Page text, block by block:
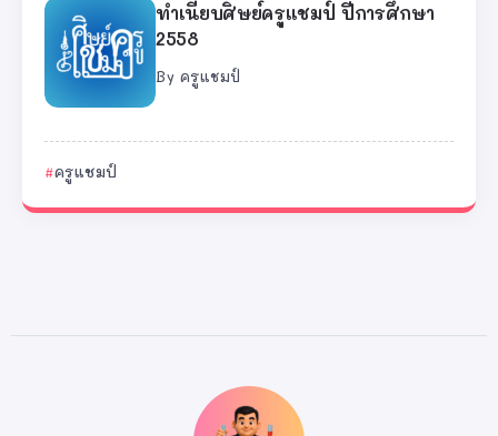
ทำเนียบศิษย์ครูแชมป์ ปีการศึกษา
2558
By ครูแชมป์
ครูแชมป์